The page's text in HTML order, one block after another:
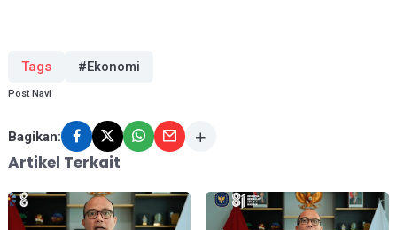
Tags #Ekonomi
Post Navi
Bagikan:
Artikel Terkait